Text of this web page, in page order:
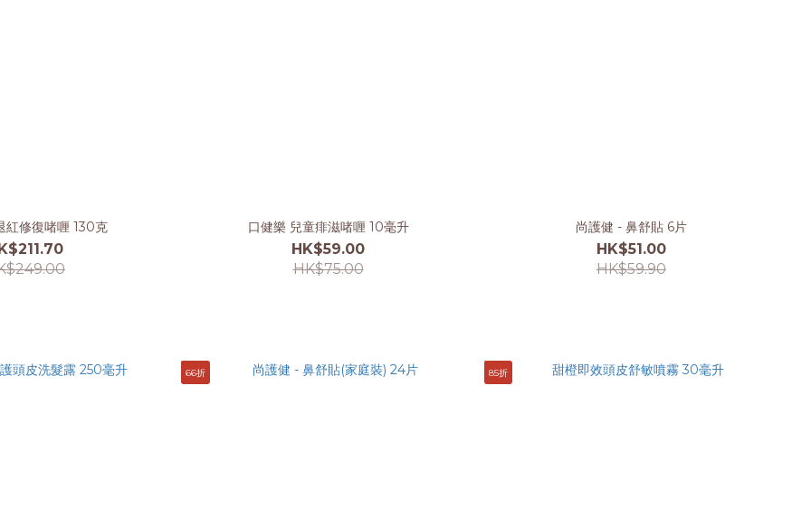
紅修復啫喱 130克 口健樂 兒童痱滋啫喱 10毫升
HK$59.00
HK$75.00
尚護健 - 鼻舒貼 6片
HK$51.00
HK$59.90
66折 85折